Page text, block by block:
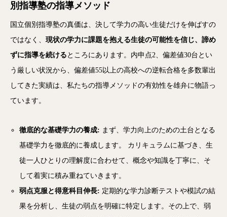
別指導塾の指導メソッド
国立個別指導塾の真価は、決して学力の高い生徒だけを伸ばすの
ではなく、 現状の学力に課題を抱える生徒の可能性を信じ、諦め
ずに指導を続ける ところにあります。内申点2、偏差値30台とい
う厳しい状況から、偏差値55以上の高校への逆転合格を多数輩出
してきた実績は、私たちの指導メソッドの有効性を雄弁に物語っ
ています。
徹底的な基礎学力の養成: まず、学力向上のための土台となる
基礎学力を徹底的に養成します。 カリキュラムに基づき、生
徒一人ひとりの理解度に合わせて、概念や知識を丁寧に、そ
して着実に積み重ねていきます。
弱点克服と得意科目伸長: 定期的な学力診断テストや模試の結
果を分析し、生徒の弱点を明確に特定します。その上で、弱